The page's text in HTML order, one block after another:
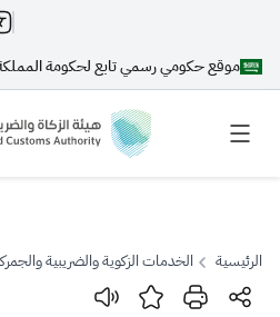
موقع حكومي رسمي تابع لحكومة المملكة
بحث
الرئيسية الخدمات الزكوية والضريبية